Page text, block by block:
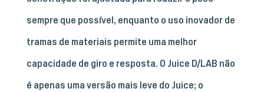
sempre que possível, enquanto o uso inovador de
tramas de materiais permite uma melhor
capacidade de giro e resposta. O Juice D/LAB não
é apenas uma versão mais leve do Juice; o